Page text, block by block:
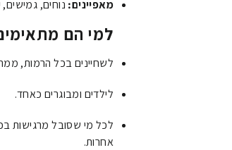
מאפיינים: נוחים,
למי הם
לשחיינים בכל הרמות,
לילדים ומבוגרים כאחד.
לכל מי שסובל מרגישות
אחרות.